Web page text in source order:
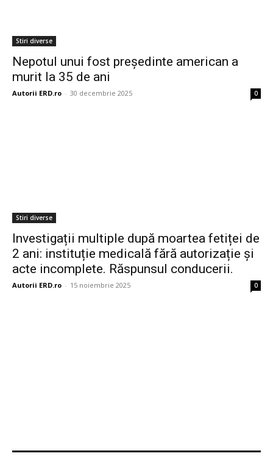
Stiri diverse
Nepotul unui fost președinte american a
murit la 35 de ani
Autorii ERD.ro - 30 decembrie 2025 0
Stiri diverse
Investigații multiple după moartea fetiței de
2 ani: instituție medicală fără autorizație și
acte incomplete. Răspunsul conducerii.
Autorii ERD.ro - 15 noiembrie 2025 0